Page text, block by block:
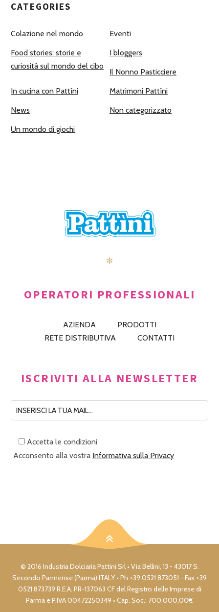
CATEGORIES
Colazione nel mondo Eventi
Food stories: storie e
curiosità sul mondo del cibo
I bloggers
Il Nonno Pasticciere
In cucina con Pattìni Matrimoni Pattìni
News Non categorizzato
Un mondo di giochi
✻
OPERATORI PROFESSIONALI
AZIENDA
PRODOTTI
RETE DISTRIBUTIVA
CONTATTI
ISCRIVITI ALLA NEWSLETTER
Accetta le condizioni
Acconsento alla vostra Informativa sulla Privacy
© 2016 Industria Dolciaria Pattini Srl • Via Bellini, 13 - 43017 S.
Secondo Parmense (Parma) ITALY • Ph +39 0521 873051 - Fax +39
0521 873739 R.E.A. PR-137063 CF del Registro delle Imprese di
Parma e P.IVA 00472250349 • Cap. Soc.: 700.000,00€